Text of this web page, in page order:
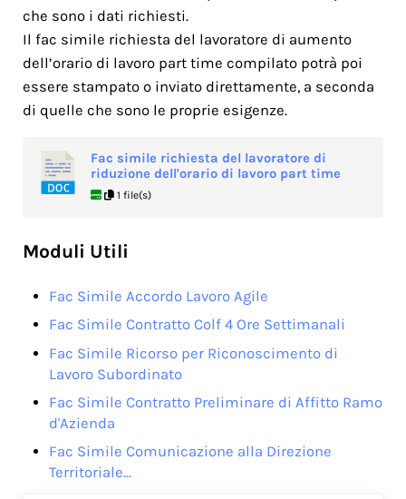
che sono i dati richiesti.
Il fac simile richiesta del lavoratore di aumento
dell’orario di lavoro part time compilato potrà poi
essere stampato o inviato direttamente, a seconda
di quelle che sono le proprie esigenze.
Fac simile richiesta del lavoratore di
riduzione dell'orario di lavoro part time
1 file(s)
Moduli Utili
Fac Simile Accordo Lavoro Agile
Fac Simile Contratto Colf 4 Ore Settimanali
Fac Simile Ricorso per Riconoscimento di
Lavoro Subordinato
Fac Simile Contratto Preliminare di Affitto Ramo
d'Azienda
Fac Simile Comunicazione alla Direzione
Territoriale…